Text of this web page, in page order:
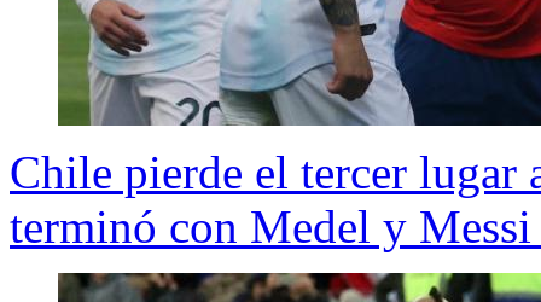
Chile pierde el tercer lugar
terminó con Medel y Messi